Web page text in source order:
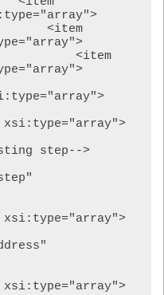
xsi:type="array">
step-->
xsi:type="array">
xsi:type="array">